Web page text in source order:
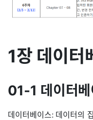
1장 데이터
01-1 데이터베
데이터베이스: 데이터의